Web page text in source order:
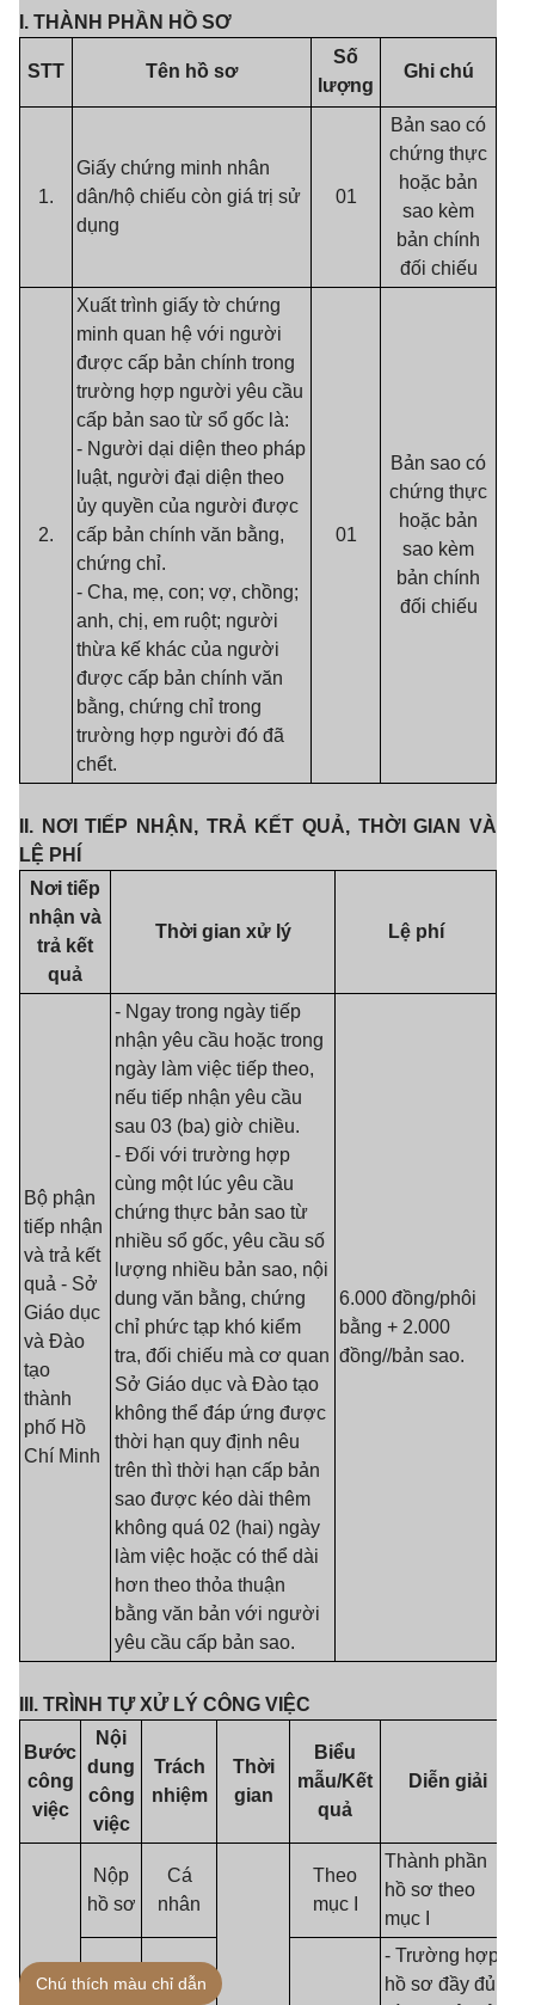
I. THÀNH PHẦN HỒ SƠ
STT Tên hồ sơ
Số
lượng
Ghi chú
1.
Giấy chứng minh nhân
dân/hộ chiếu còn giá trị sử
dụng
01
Bản sao có
chứng thực
hoặc bản
sao kèm
bản chính
đối chiếu
2.
Xuất trình giấy tờ chứng
minh quan hệ với người
được cấp bản chính trong
trường hợp người yêu cầu
cấp bản sao từ sổ gốc là:
- Người dại diện theo pháp
luật, người đại diện theo
ủy quyền của người được
cấp bản chính văn bằng,
chứng chỉ.
- Cha, mẹ, con; vợ, chồng;
anh, chị, em ruột; người
thừa kế khác của người
được cấp bản chính văn
bằng, chứng chỉ trong
trường hợp người đó đã
chểt.
01
Bản sao có
chứng thực
hoặc bản
sao kèm
bản chính
đối chiếu
II. NƠI TIẾP NHẬN, TRẢ KẾT QUẢ, THỜI GIAN VÀ
LỆ PHÍ
Nơi tiếp
nhận và
trả kết
quả
Thời gian xử lý Lệ phí
Bộ phận
tiếp nhận
và trả kết
quả - Sở
Giáo dục
và Đào
tạo
thành
phố Hồ
Chí Minh
- Ngay trong ngày tiếp
nhận yêu cầu hoặc trong
ngày làm việc tiếp theo,
nếu tiếp nhận yêu cầu
sau 03 (ba) giờ chiều.
- Đối với trường hợp
cùng một lúc yêu cầu
chứng thực bản sao từ
nhiều sổ gốc, yêu cầu số
lượng nhiều bản sao, nội
dung văn bằng, chứng
chỉ phức tạp khó kiểm
tra, đối chiếu mà cơ quan
Sở Giáo dục và Đào tạo
không thể đáp ứng được
thời hạn quy định nêu
trên thì thời hạn cấp bản
sao được kéo dài thêm
không quá 02 (hai) ngày
làm việc hoặc có thể dài
hơn theo thỏa thuận
bằng văn bản với người
yêu cầu cấp bản sao.
6.000 đồng/phôi
bằng + 2.000
đồng//bản sao.
III. TRÌNH TỰ XỬ LÝ CÔNG VIỆC
Bước
công
việc
Nội
dung
công
việc
Trách
nhiệm
Thời
gian
Biểu
mẫu/Kết
quả
Diễn giải
Nộp
hồ sơ
Cá
nhân
Theo
mục I
Thành phần
hồ sơ theo
mục I
- Trường hợp
hồ sơ đầy đủ
Chú thích màu chỉ dẫn